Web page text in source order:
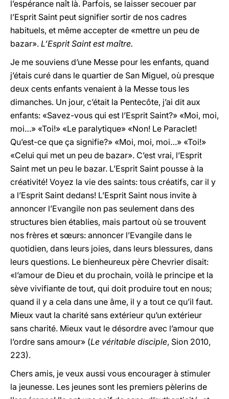
l’espérance naît là. Parfois, se laisser secouer par
l’Esprit Saint peut signifier sortir de nos cadres
habituels, et même accepter de «mettre un peu de
bazar». L’Esprit Saint est maître.
Je me souviens d’une Messe pour les enfants, quand
j’étais curé dans le quartier de San Miguel, où presque
deux cents enfants venaient à la Messe tous les
dimanches. Un jour, c’était la Pentecôte, j’ai dit aux
enfants: «Savez-vous qui est l’Esprit Saint?» «Moi, moi,
moi…» «Toi!» «Le paralytique» «Non! Le Paraclet!
Qu’est-ce que ça signifie?» «Moi, moi, moi…» «Toi!»
«Celui qui met un peu de bazar». C’est vrai, l’Esprit
Saint met un peu le bazar. L’Esprit Saint pousse à la
créativité! Voyez la vie des saints: tous créatifs, car il y
a l’Esprit Saint dedans! L’Esprit Saint nous invite à
annoncer l’Evangile non pas seulement dans des
structures bien établies, mais partout où se trouvent
nos frères et sœurs: annoncer l’Evangile dans le
quotidien, dans leurs joies, dans leurs blessures, dans
leurs questions. Le bienheureux père Chevrier disait:
«l’amour de Dieu et du prochain, voilà le principe et la
sève vivifiante de tout, qui doit produire tout en nous;
quand il y a cela dans une âme, il y a tout ce qu’il faut.
Mieux vaut la charité sans extérieur qu’un extérieur
sans charité. Mieux vaut le désordre avec l’amour que
l’ordre sans amour» (Le véritable disciple, Sion 2010,
223).
Chers amis, je veux aussi vous encourager à stimuler
la jeunesse. Les jeunes sont les premiers pèlerins de